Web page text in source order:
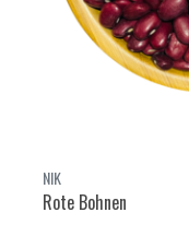
NIK
Rote Bohnen